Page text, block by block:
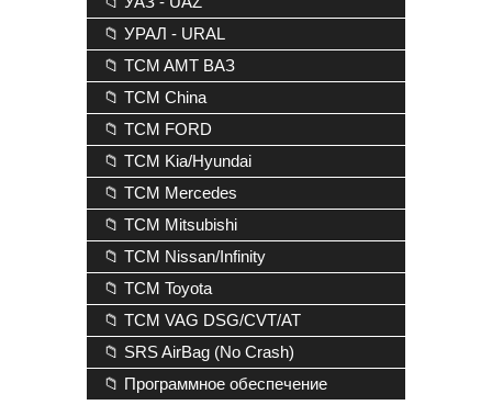
📁 УРАЛ - URAL
📁 TCM AMT ВАЗ
📁 TCM China
📁 TCM FORD
📁 TCM Kia/Hyundai
📁 TCM Mercedes
📁 TCM Mitsubishi
📁 TCM Nissan/Infinity
📁 TCM Toyota
📁 TCM VAG DSG/CVT/AT
📁 SRS AirBag (No Crash)
📁 Программное обеспечение